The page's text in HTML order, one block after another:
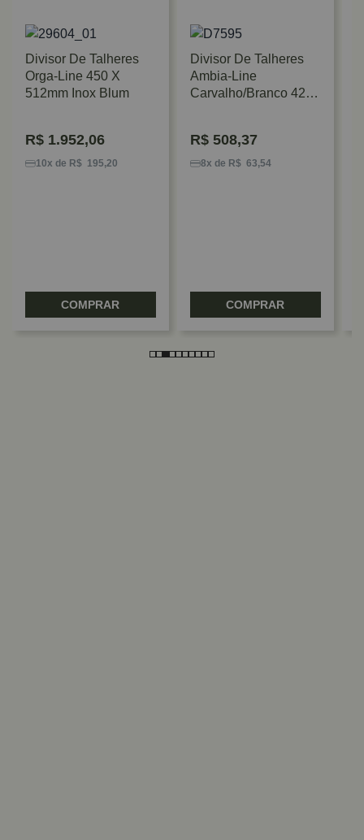
Divisor De Talheres
Orga-Line 450 X
512mm Inox Blum
R$ 1.952,06
10x de R$ 195,20
COMPRAR
Divisor De Talheres
Ambia-Line
Carvalho/Branco 422
R$ 508,37
8x de R$ 63,54
COMPRAR